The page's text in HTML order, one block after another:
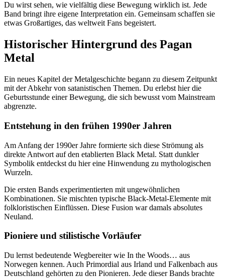
Du wirst sehen, wie vielfältig diese Bewegung wirklich ist. Jede
Band bringt ihre eigene Interpretation ein. Gemeinsam schaffen sie
etwas Großartiges, das weltweit Fans begeistert.
Historischer Hintergrund des Pagan
Metal
Ein neues Kapitel der Metalgeschichte begann zu diesem Zeitpunkt
mit der Abkehr von satanistischen Themen. Du erlebst hier die
Geburtsstunde einer Bewegung, die sich bewusst vom Mainstream
abgrenzte.
Entstehung in den frühen 1990er Jahren
Am Anfang der 1990er Jahre formierte sich diese Strömung als
direkte Antwort auf den etablierten Black Metal. Statt dunkler
Symbolik entdeckst du hier eine Hinwendung zu mythologischen
Wurzeln.
Die ersten Bands experimentierten mit ungewöhnlichen
Kombinationen. Sie mischten typische Black-Metal-Elemente mit
folkloristischen Einflüssen. Diese Fusion war damals absolutes
Neuland.
Pioniere und stilistische Vorläufer
Du lernst bedeutende Wegbereiter wie In the Woods… aus
Norwegen kennen. Auch Primordial aus Irland und Falkenbach aus
Deutschland gehörten zu den Pionieren. Jede dieser Bands brachte